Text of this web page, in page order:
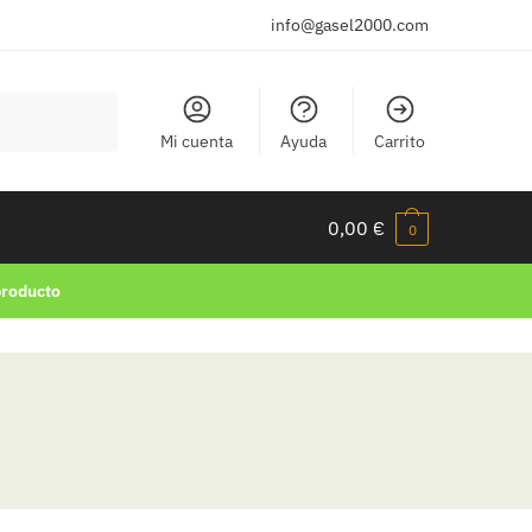
info@gasel2000.com
Mi cuenta Ayuda Carrito
0,00 € 0